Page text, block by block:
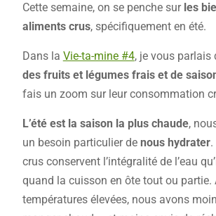
Cette semaine, on se penche sur les
aliments crus, spécifiquement en été.
Dans la Vie-ta-mine #4, je vous parlais
des fruits et légumes frais et de
fais un zoom sur leur consommation
L’été est la saison la plus chaude,
un besoin particulier de nous hydrater.
crus conservent l’intégralité de l’eau
quand la cuisson en ôte tout ou partie.
températures élevées, nous avons